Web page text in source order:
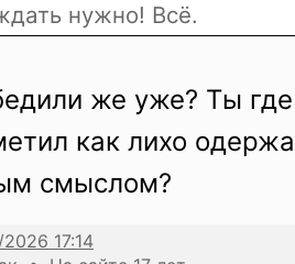
нужно! Всё.
же уже? Ты
как лихо
смыслом?